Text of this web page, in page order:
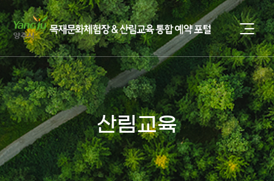
산림교육